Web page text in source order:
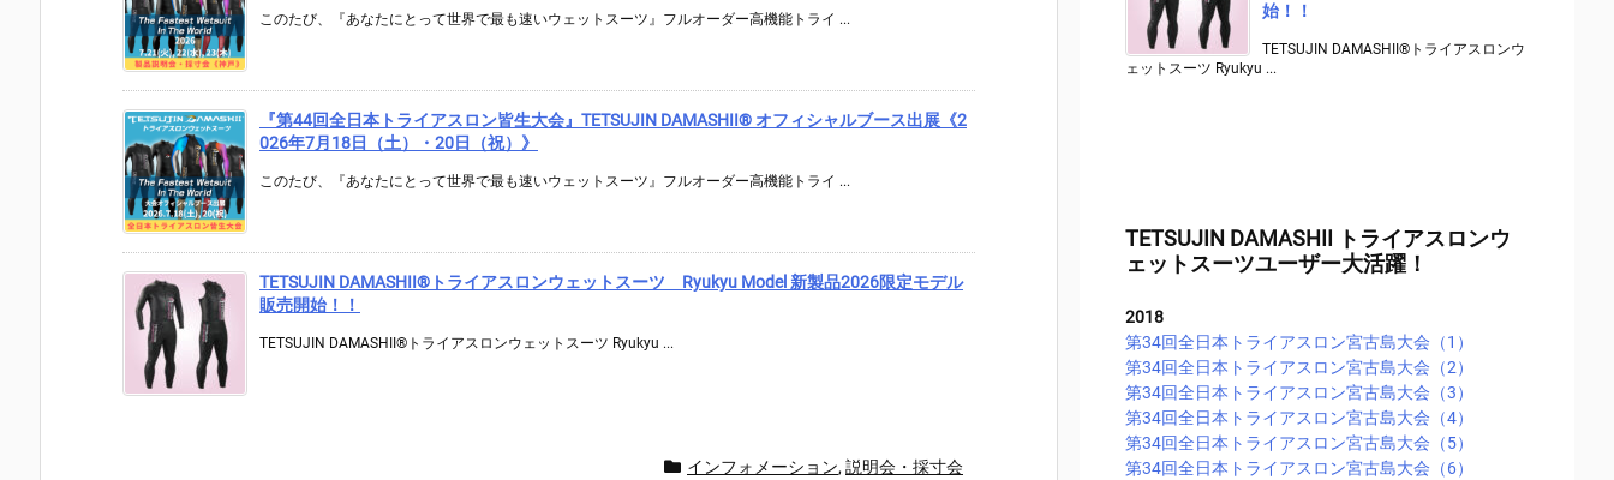
このたび、『あなたにとって世界で最も速いウェットスーツ』フルオーダー高機能トライ ...
『第44回全日本トライアスロン皆生大会』TETSUJIN DAMASHII® オフィシャルブース出展《2
026年7月18日（土）・20日（祝）》
このたび、『あなたにとって世界で最も速いウェットスーツ』フルオーダー高機能トライ ...
TETSUJIN DAMASHII®︎トライアスロンウェットスーツ Ryukyu Model 新製品2026限定モデル
販売開始！！
TETSUJIN DAMASHII®︎トライアスロンウェットスーツ Ryukyu ...
インフォメーション, 説明会・採寸会
始！！
TETSUJIN DAMASHII®︎トライアスロンウ
ェットスーツ Ryukyu ...
TETSUJIN DAMASHII トライアスロンウ
ェットスーツユーザー大活躍！
2018
第34回全日本トライアスロン宮古島大会（1）
第34回全日本トライアスロン宮古島大会（2）
第34回全日本トライアスロン宮古島大会（3）
第34回全日本トライアスロン宮古島大会（4）
第34回全日本トライアスロン宮古島大会（5）
第34回全日本トライアスロン宮古島大会（6）